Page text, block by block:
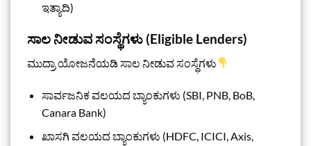
ಇತ್ಯಾದಿ)
ಸಾಲ ನೀಡುವ ಸಂಸ್ಥೆಗಳು (Eligible Lenders)
ಮುದ್ರಾ ಯೋಜನೆಯಡಿ ಸಾಲ ನೀಡುವ ಸಂಸ್ಥೆಗಳು
ಸಾರ್ವಜನಿಕ ವಲಯದ ಬ್ಯಾಂಕುಗಳು (SBI, PNB, BoB,
Canara Bank)
ಖಾಸಗಿ ವಲಯದ ಬ್ಯಾಂಕುಗಳು (HDFC, ICICI, Axis,